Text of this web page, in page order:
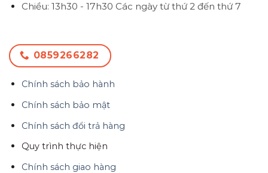
Chiều: 13h30 - 17h30 Các ngày từ thứ 2 đến thứ 7
0859266282
Chính sách bảo hành
Chính sách bảo mật
Chính sách đổi trả hàng
Quy trình thực hiện
Chính sách giao hàng